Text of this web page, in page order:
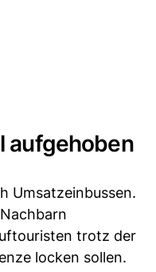
aufgehoben
Umsatzeinbussen.
trotz der
locken sollen.